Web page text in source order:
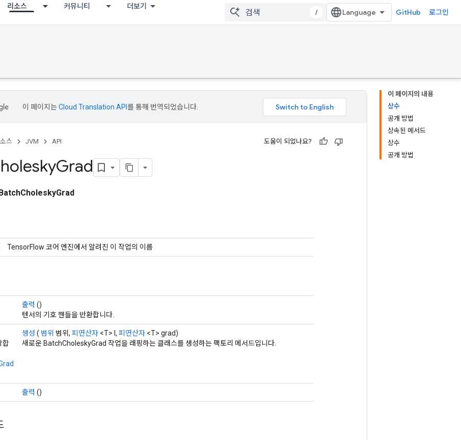
리소스 커뮤니티 더보기
/ GitHub 로그인
이 페이지의 내용
상수
공개 방법
상속된 메서드
상수
공개 방법
이 페이지는Cloud Translation API 를 통해 번역되었습니다.
스 JVM API 도움이 되었나요?
Grad
TensorFlow 코어 엔진에서 알려진 이 작업의 이름
출력 ()
텐서의 기호 핸들을 반환합니다.
합
생성 ( 범위 범위, 피연산자 <T> l, 피연산자 <T> grad)
새로운 BatchCholeskyGrad 작업을 래핑하는 클래스를 생성하는 팩토리 메서드입니다.
출력 ()